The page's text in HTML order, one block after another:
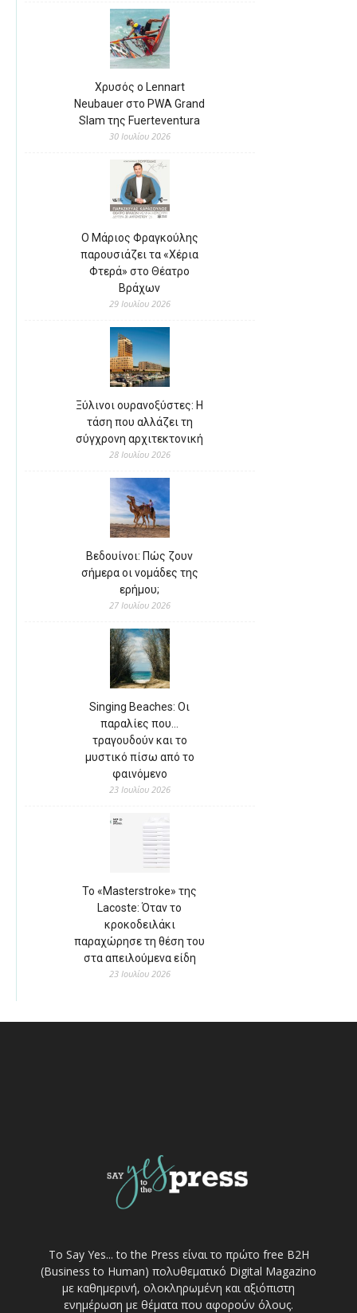
Χρυσός ο Lennart
Neubauer στο PWA Grand
Slam της Fuerteventura
30 Ιουλίου 2026
Ο Μάριος Φραγκούλης
παρουσιάζει τα «Χέρια
Φτερά» στο Θέατρο
Βράχων
29 Ιουλίου 2026
Ξύλινοι ουρανοξύστες: Η
τάση που αλλάζει τη
σύγχρονη αρχιτεκτονική
28 Ιουλίου 2026
Βεδουίνοι: Πώς ζουν
σήμερα οι νομάδες της
ερήμου;
27 Ιουλίου 2026
Singing Beaches: Οι
παραλίες που…
τραγουδούν και το
μυστικό πίσω από το
φαινόμενο
23 Ιουλίου 2026
Το «Masterstroke» της
Lacoste: Όταν το
κροκοδειλάκι
παραχώρησε τη θέση του
στα απειλούμενα είδη
23 Ιουλίου 2026
Το Say Yes... to the Press είναι το πρώτο free Β2Η
(Business to Human) πολυθεματικό Digital Magazino
με καθημερινή, ολοκληρωμένη και αξιόπιστη
ενημέρωση με θέματα που αφορούν όλους.